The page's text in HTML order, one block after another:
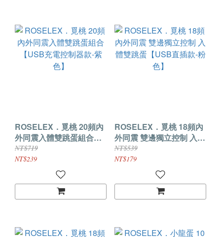
ROSELEX．覓桃 20頻內
外同震入體雙跳蛋組合
【USB充電控制器款-紫
色】
NT$719
NT$239
ROSELEX．覓桃 18頻內
外同震 雙邊獨立控制 入體
雙跳蛋【USB直插款-粉
色】
NT$539
NT$179